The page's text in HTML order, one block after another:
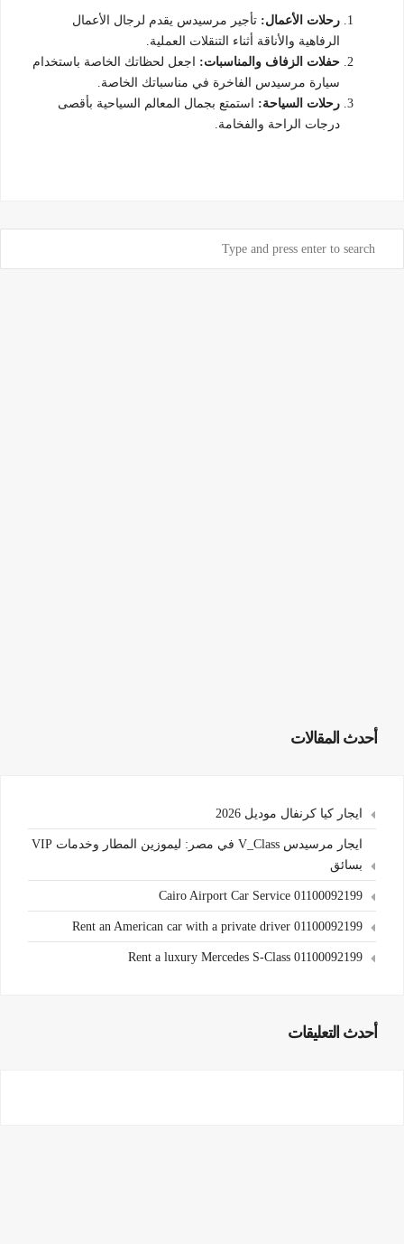
رحلات الأعمال: تأجير مرسيدس يقدم لرجال الأعمال
الرفاهية والأناقة أثناء التنقلات العملية.
حفلات الزفاف والمناسبات: اجعل لحظاتك الخاصة باستخدام
سيارة مرسيدس الفاخرة في مناسباتك الخاصة.
رحلات السياحة: استمتع بجمال المعالم السياحية بأقصى
درجات الراحة والفخامة.
أحدث المقالات
ايجار كيا كرنفال موديل 2026
ايجار مرسيدس V_Class في مصر: ليموزين المطار وخدمات VIP
بسائق
Cairo Airport Car Service 01100092199
Rent an American car with a private driver 01100092199
Rent a luxury Mercedes S-Class 01100092199
أحدث التعليقات